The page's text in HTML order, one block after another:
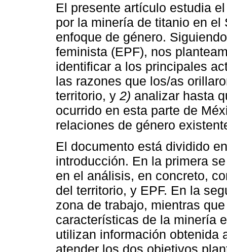
El presente artículo estudia
por la minería de titanio en
enfoque de género.
feminista (EPF), nos
identificar a los principales
las razones que los/as
territorio, y 2) analizar hasta
ocurrido en esta parte de
relaciones de género
El documento está dividido
introducción. En la primera
en el análisis, en concreto,
del territorio, y EPF. En la
zona de trabajo, mientras
características de la minería
utilizan información obtenida
atender los dos objetivos